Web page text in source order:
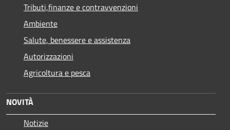
Tributi,finanze e contravvenzioni
Ambiente
Salute, benessere e assistenza
Autorizzazioni
Agricoltura e pesca
NOVITÀ
Notizie